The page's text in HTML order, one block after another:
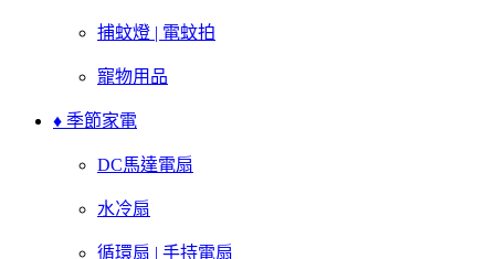
捕蚊燈 | 電蚊拍
寵物用品
♦ 季節家電
DC馬達電扇
水冷扇
循環扇 | 手持電扇